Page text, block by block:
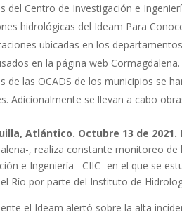
del Centro de Investigación e
hidrológicas del Ideam Para
ubicadas en los
en la página web Cormagdalena.
de las OCADS de los municipios se
Adicionalmente se llevan a cabo
Atlántico. Octubre 13 de 2021.
, realiza constante monitoreo
e Ingeniería– CIIC- en el que se
Río por parte del Instituto de
el Ideam alertó sobre la alta